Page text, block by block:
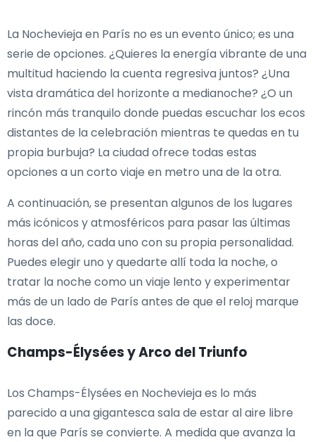
La Nochevieja en París no es un evento único; es una
serie de opciones. ¿Quieres la energía vibrante de una
multitud haciendo la cuenta regresiva juntos? ¿Una
vista dramática del horizonte a medianoche? ¿O un
rincón más tranquilo donde puedas escuchar los ecos
distantes de la celebración mientras te quedas en tu
propia burbuja? La ciudad ofrece todas estas
opciones a un corto viaje en metro una de la otra.
A continuación, se presentan algunos de los lugares
más icónicos y atmosféricos para pasar las últimas
horas del año, cada uno con su propia personalidad.
Puedes elegir uno y quedarte allí toda la noche, o
tratar la noche como un viaje lento y experimentar
más de un lado de París antes de que el reloj marque
las doce.
Champs-Élysées y Arco del Triunfo
Los Champs-Élysées en Nochevieja es lo más
parecido a una gigantesca sala de estar al aire libre
en la que París se convierte. A medida que avanza la